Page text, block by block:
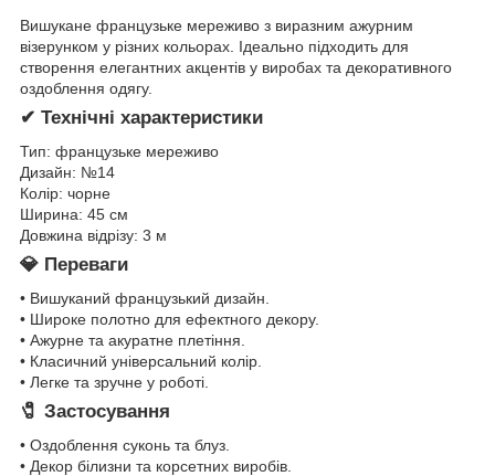
Вишукане французьке мереживо з виразним ажурним
візерунком у різних кольорах. Ідеально підходить для
створення елегантних акцентів у виробах та декоративного
оздоблення одягу.
✔ Технічні характеристики
Тип: французьке мереживо
Дизайн: №14
Колір: чорне
Ширина: 45 см
Довжина відрізу: 3 м
💎 Переваги
• Вишуканий французький дизайн.
• Широке полотно для ефектного декору.
• Ажурне та акуратне плетіння.
• Класичний універсальний колір.
• Легке та зручне у роботі.
🧷 Застосування
• Оздоблення суконь та блуз.
• Декор білизни та корсетних виробів.